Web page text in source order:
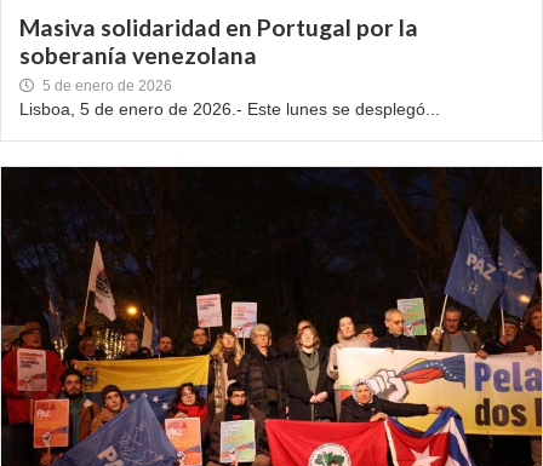
Masiva solidaridad en Portugal por la
soberanía venezolana
5 de enero de 2026
Lisboa, 5 de enero de 2026.- Este lunes se desplegó...